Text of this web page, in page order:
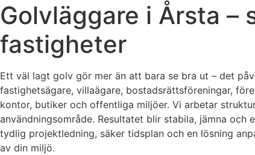
Golvläggare i Årsta
fastigheter
Ett väl lagt golv gör mer än att bara se bra ut – det
fastighetsägare, villaägare, bostadsrättsföreningar,
kontor, butiker och offentliga miljöer. Vi arbetar
användningsområde. Resultatet blir stabila, jämna
tydlig projektledning, säker tidsplan och en lösning
av din miljö.